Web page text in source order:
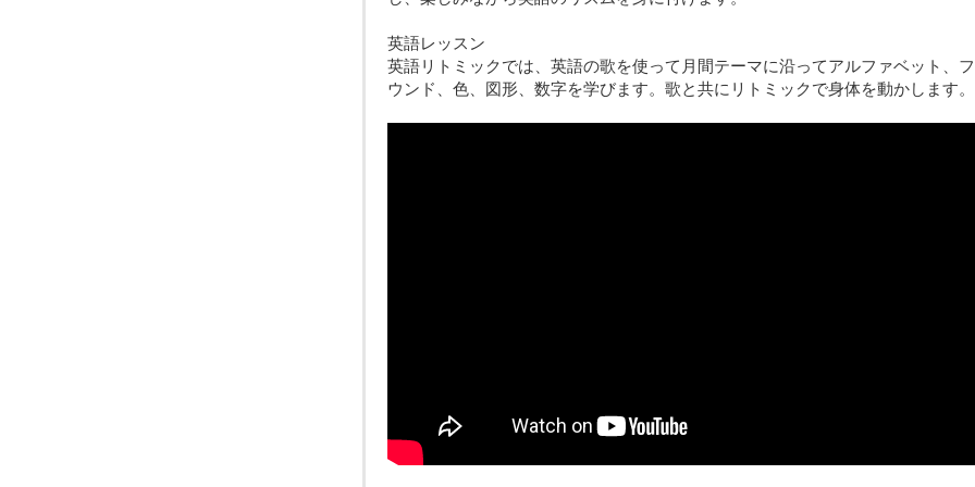
英語レッスン
英語リトミックでは、英語の歌を使って月間テーマに沿ってアルファベット、
ウンド、色、図形、数字を学びます。歌と共にリトミックで身体を動かします。